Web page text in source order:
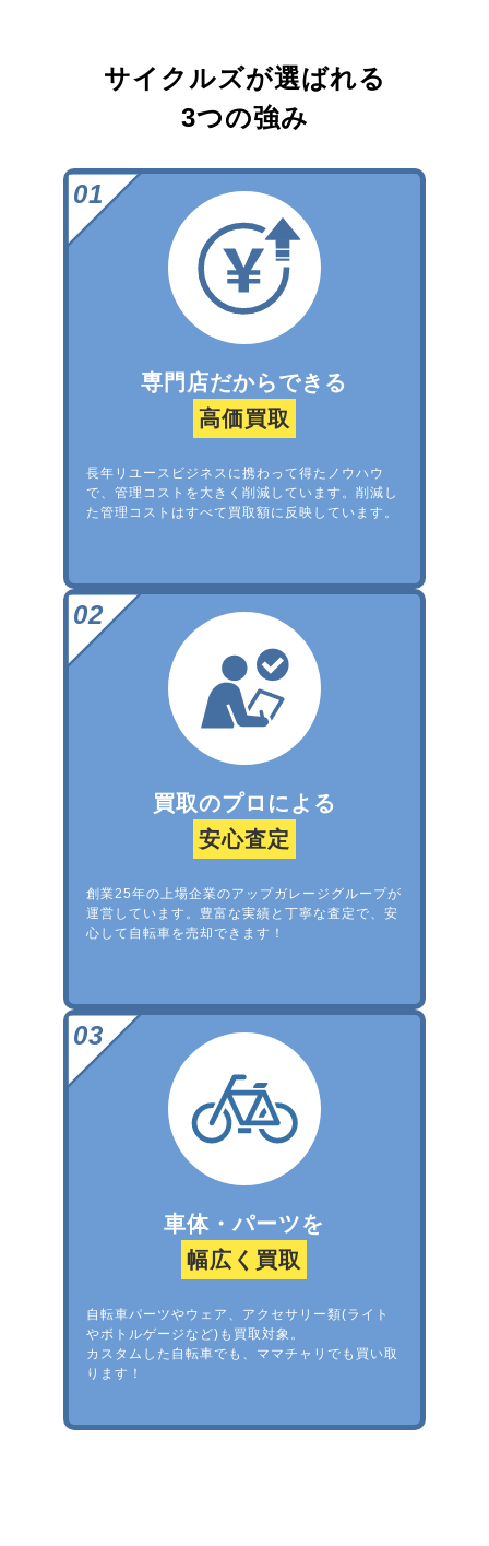
サイクルズが選ばれる
3つの強み
専門店だからできる
高価買取
長年リユースビジネスに携わって得たノウハウ
で、管理コストを大きく削減しています。削減し
た管理コストはすべて買取額に反映しています。
買取のプロによる
安心査定
創業25年の上場企業のアップガレージグループが
運営しています。豊富な実績と丁寧な査定で、安
心して自転車を売却できます！
車体・パーツを
幅広く買取
自転車パーツやウェア、アクセサリー類(ライト
やボトルゲージなど)も買取対象。
カスタムした自転車でも、ママチャリでも買い取
ります！